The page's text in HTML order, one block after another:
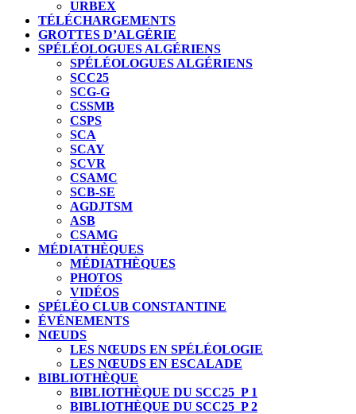
URBEX
TÉLÉCHARGEMENTS
GROTTES D’ALGÉRIE
SPÉLÉOLOGUES ALGÉRIENS
SPÉLÉOLOGUES ALGÉRIENS
SCC25
SCG-G
CSSMB
CSPS
SCA
SCAY
SCVR
CSAMC
SCB-SE
AGDJTSM
ASB
CSAMG
MÉDIATHÈQUES
MÉDIATHÈQUES
PHOTOS
VIDÉOS
SPÉLÉO CLUB CONSTANTINE
ÉVÉNEMENTS
NŒUDS
LES NŒUDS EN SPÉLÉOLOGIE
LES NŒUDS EN ESCALADE
BIBLIOTHÈQUE
BIBLIOTHÈQUE DU SCC25_P 1
BIBLIOTHÈQUE DU SCC25_P 2